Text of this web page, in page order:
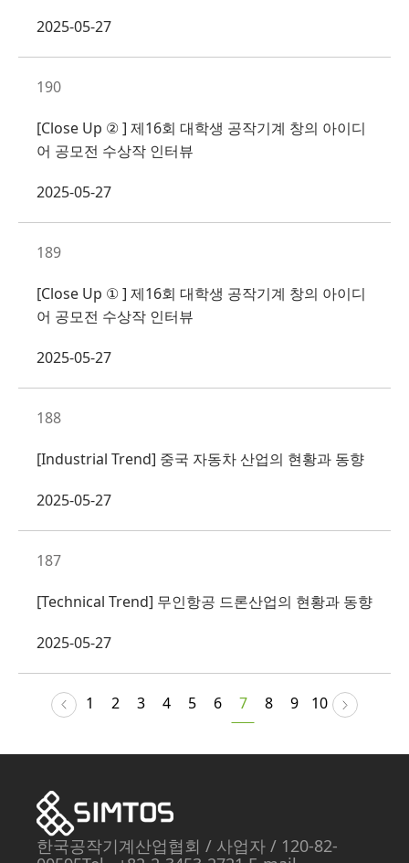
2025-05-27
190
[Close Up ② ] 제16회 대학생 공작기계 창의 아이디
어 공모전 수상작 인터뷰
2025-05-27
189
[Close Up ① ] 제16회 대학생 공작기계 창의 아이디
어 공모전 수상작 인터뷰
2025-05-27
188
[Industrial Trend] 중국 자동차 산업의 현황과 동향
2025-05-27
187
[Technical Trend] 무인항공 드론산업의 현황과 동향
2025-05-27
1 2 3 4 5 6 7 8 9 10
한국공작기계산업협회 / 사업자 / 120-82-